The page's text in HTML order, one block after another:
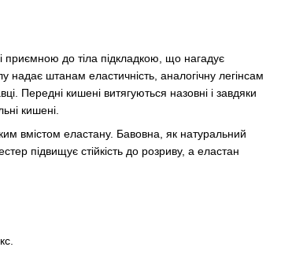
приємною до тіла підкладкою, що нагадує
надає штанам еластичність, аналогічну легінсам
Передні кишені витягуються назовні і завдяки
кишені.
вмістом еластану. Бавовна, як натуральний
підвищує стійкість до розриву, а еластан